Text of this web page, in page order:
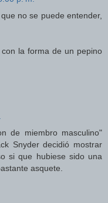
no se puede entender,
la forma de un pepino
de miembro masculino"
Snyder decidió mostrar
si que hubiese sido una
asquete.